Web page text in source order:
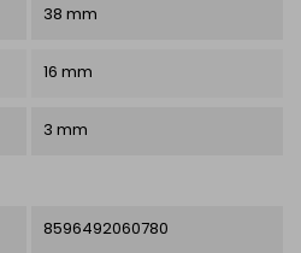
38 mm
16 mm
3 mm
8596492060780